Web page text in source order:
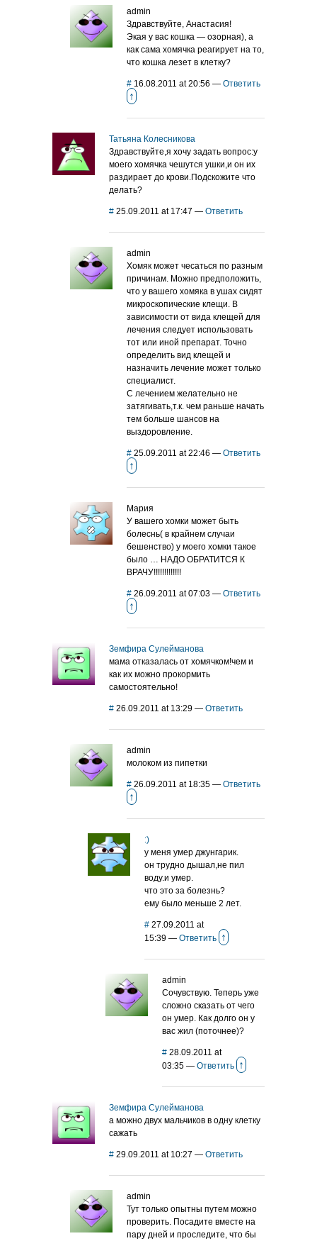
admin
Здравствуйте, Анастасия!
Экая у вас кошка — озорная), а
как сама хомячка реагирует на то,
что кошка лезет в клетку?
# 16.08.2011 at 20:56 — Ответить
↑
Татьяна Колесникова
Здравствуйте,я хочу задать вопрос:у
моего хомячка чешутся ушки,и он их
раздирает до крови.Подскожите что
делать?
# 25.09.2011 at 17:47 — Ответить
admin
Хомяк может чесаться по разным
причинам. Можно предположить,
что у вашего хомяка в ушах сидят
микроскопические клещи. В
зависимости от вида клещей для
лечения следует использовать
тот или иной препарат. Точно
определить вид клещей и
назначить лечение может только
специалист.
С лечением желательно не
затягивать,т.к. чем раньше начать
тем больше шансов на
выздоровление.
# 25.09.2011 at 22:46 — Ответить
↑
Мария
У вашего хомки может быть
болеснь( в крайнем случаи
бешенство) у моего хомки такое
было … НАДО ОБРАТИТСЯ К
ВРАЧУ!!!!!!!!!!!!!
# 26.09.2011 at 07:03 — Ответить
↑
Земфира Сулейманова
мама отказалась от хомячком!чем и
как их можно прокормить
самостоятельно!
# 26.09.2011 at 13:29 — Ответить
admin
молоком из пипетки
# 26.09.2011 at 18:35 — Ответить
↑
:)
у меня умер джунгарик.
он трудно дышал,не пил
воду.и умер.
что это за болезнь?
ему было меньше 2 лет.
# 27.09.2011 at
15:39 — Ответить ↑
admin
Сочувствую. Теперь уже
сложно сказать от чего
он умер. Как долго он у
вас жил (поточнее)?
# 28.09.2011 at
03:35 — Ответить ↑
Земфира Сулейманова
а можно двух мальчиков в одну клетку
сажать
# 29.09.2011 at 10:27 — Ответить
admin
Тут только опытны путем можно
проверить. Посадите вместе на
пару дней и проследите, что бы